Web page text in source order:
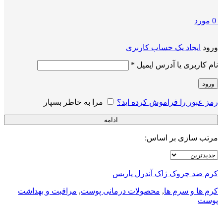
0 مورد
ورود ایجاد یک حساب کاربری
نام کاربری یا آدرس ایمیل *
ورود
رمز عبور را فراموش کرده اید؟ مرا به خاطر بسپار
ادامه
مرتب سازی بر اساس:
کرم ضد چروک ژاک آندرل پاریس
کرم ها و سرم ها, محصولات درمانی پوست, مراقبت و بهداشت
پوست